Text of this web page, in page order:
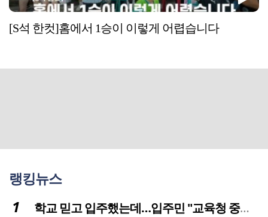
[S석 한컷]홈에서 1승이 이렇게 어렵습니다
랭킹뉴스
학교 믿고 입주했는데…입주민 "교육청 중재 나서라"